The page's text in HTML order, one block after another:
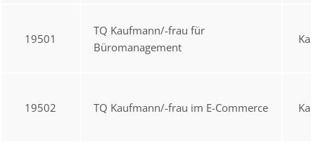
19501
TQ Kaufmann/-frau für
Büromanagement
19502 TQ Kaufmann/-frau im E-Commerce